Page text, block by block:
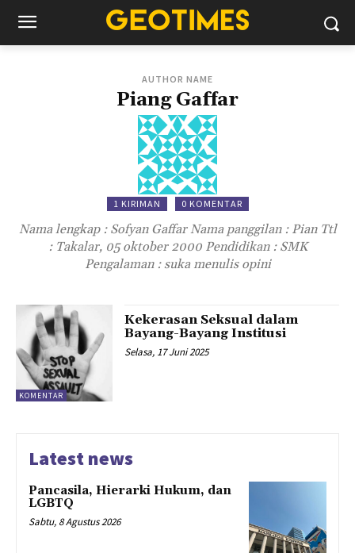
AUTHOR NAME
Piang Gaffar
1 KIRIMAN 0 KOMENTAR
Nama lengkap : Sofyan Gaffar Nama panggilan : Pian Ttl
: Takalar, 05 oktober 2000 Pendidikan : SMK
Pengalaman : suka menulis opini
KOMENTAR
Kekerasan Seksual dalam
Bayang-Bayang Institusi
Selasa, 17 Juni 2025
Latest news
Pancasila, Hierarki Hukum, dan
LGBTQ
Sabtu, 8 Agustus 2026